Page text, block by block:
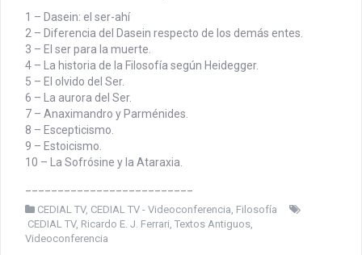
1 – Dasein: el ser-ahí
2 – Diferencia del Dasein respecto de los demás entes.
3 – El ser para la muerte.
4 – La historia de la Filosofía según Heidegger.
5 – El olvido del Ser.
6 – La aurora del Ser.
7 – Anaximandro y Parménides.
8 – Escepticismo.
9 – Estoicismo.
10 – La Sofrósine y la Ataraxia.
CEDIAL TV, CEDIAL TV - Videoconferencia Filosofía
CEDIAL TV, Ricardo E. J. Ferrari Textos Antiguos
Videoconferencia